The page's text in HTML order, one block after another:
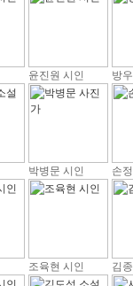
윤진원 시인 방
박병문 시인 손
조육현 시인 김